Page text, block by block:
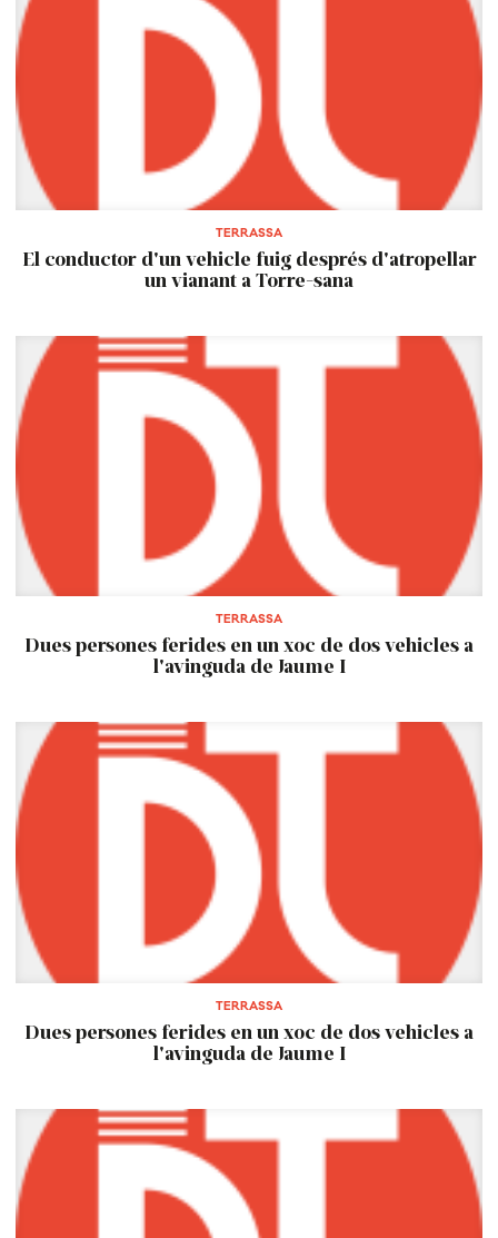
TERRASSA
El conductor d'un vehicle fuig després d'atropellar
un vianant a Torre-sana
TERRASSA
Dues persones ferides en un xoc de dos vehicles a
l'avinguda de Jaume I
TERRASSA
Dues persones ferides en un xoc de dos vehicles a
l'avinguda de Jaume I